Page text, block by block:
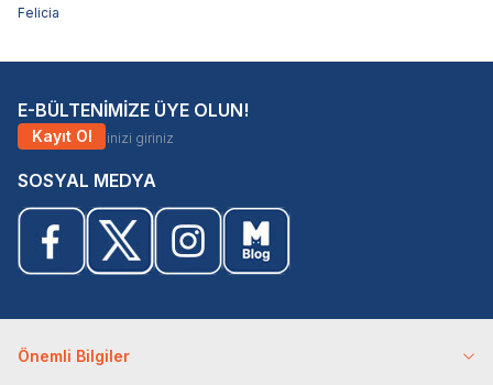
Felicia
E-BÜLTENİMİZE ÜYE OLUN!
Kayıt Ol
SOSYAL MEDYA
Önemli Bilgiler